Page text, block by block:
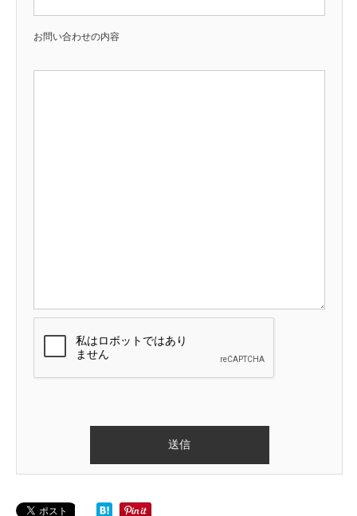
お問い合わせの内容